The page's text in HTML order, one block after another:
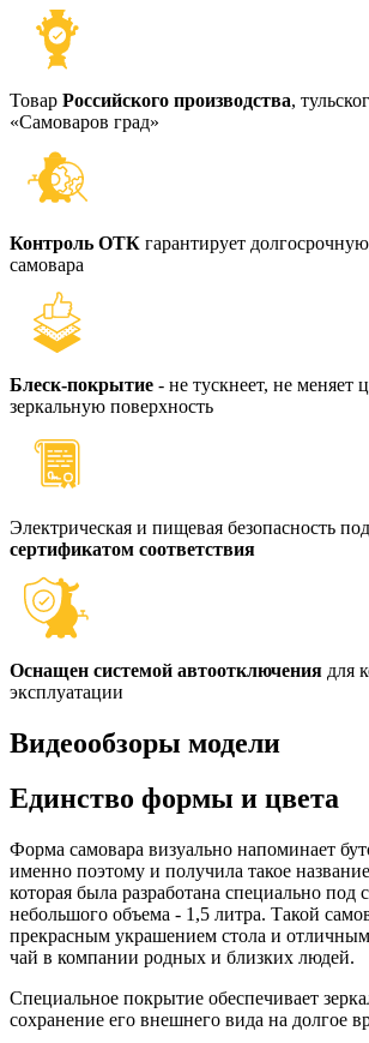
Товар Российского производства,
«Самоваров град»
Контроль ОТК гарантирует
самовара
Блеск-покрытие - не тускнеет, не меняет
зеркальную поверхность
Электрическая и пищевая безопасность
сертификатом соответствия
Оснащен системой автоотключения для
эксплуатации
Видеообзоры модели
Единство формы и цвета
Форма самовара визуально напоминает
именно поэтому и получила такое
которая была разработана специально под
небольшого объема - 1,5 литра. Такой
прекрасным украшением стола и
чай в компании родных и близких людей.
Специальное покрытие обеспечивает
сохранение его внешнего вида на долгое